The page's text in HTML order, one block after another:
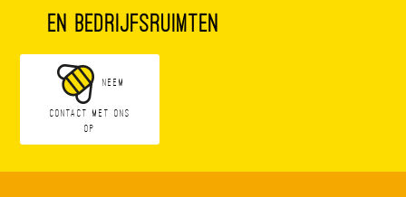
en bedrijfsruimten
Neem
contact met ons
op